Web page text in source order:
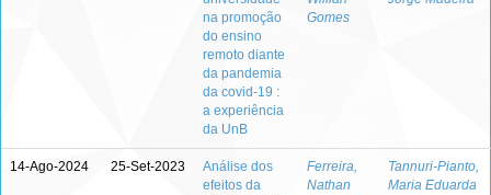
na promoção
do ensino
remoto diante
da pandemia
da covid-19 :
a experiência
da UnB
Gomes
14-Ago-2024 25-Set-2023
Análise dos
efeitos da
Ferreira,
Nathan
Tannuri-Pianto,
Maria Eduarda